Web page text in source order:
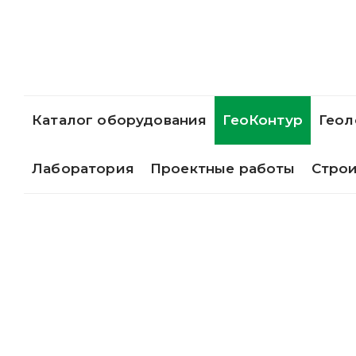
Каталог оборудования ГеоКонтур
Лаборатория Проектные работы